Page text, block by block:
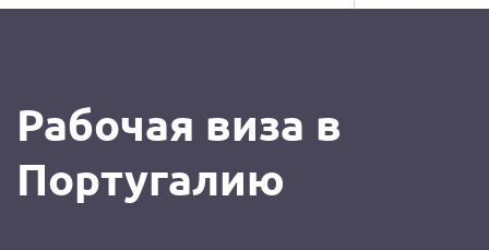
Рабочая виза в
Португалию